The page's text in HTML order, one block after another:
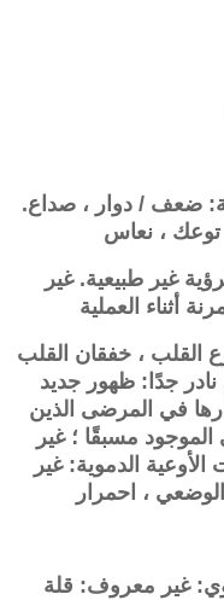
ضعف / دوار ، صداع.
توعك ، نعاس
غير طبيعية. غير
أثناء العملية
القلب ، خفقان القلب
جدًا: ظهور جديد
في المرضى الذين
مسبقًا ؛ غير
الدموية: غير
، احمرار
غير معروف: قلة